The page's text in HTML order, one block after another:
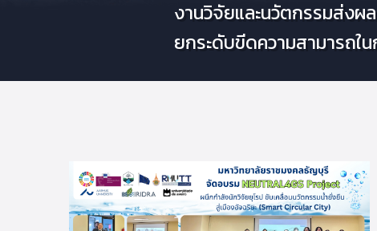
งานวิจัยและนวัตกรรมส่งผ
ยกระดับขีดความสามารถใ